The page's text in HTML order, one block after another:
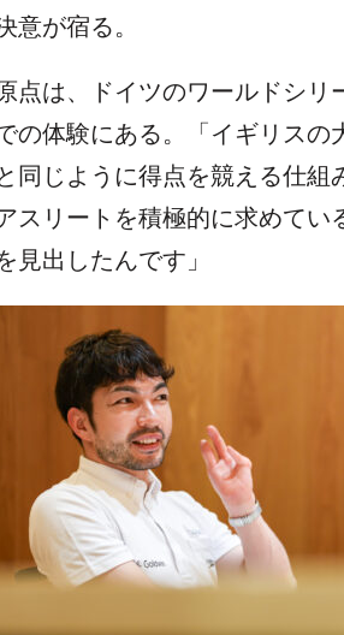
意が宿る。
点は、ドイツのワールドシリ
の体験にある。「イギリスの
同じように得点を競える仕組
スリートを積極的に求めて
見出したんです」